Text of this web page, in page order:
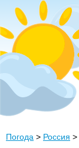
Погода > Россия >